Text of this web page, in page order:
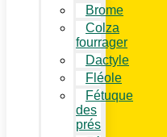
Brome
Colza
fourrager
Dactyle
Fléole
Fétuque
des
prés